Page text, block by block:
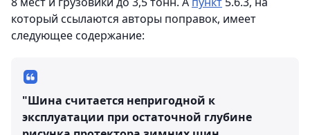
который ссылаются авторы поправок, имеет
следующее содержание:
"Шина считается непригодной к
эксплуатации при остаточной глубине